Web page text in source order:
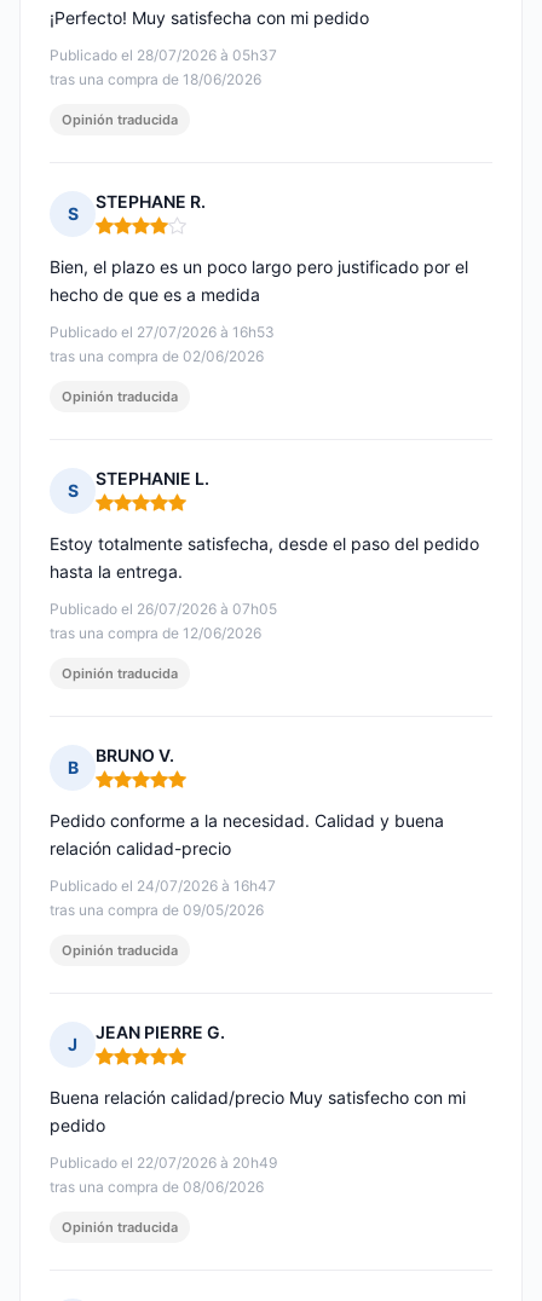
Publicado el 28/07/2026 à 05h37
tras una compra de 18/06/2026
¡Perfecto! Muy satisfecha con mi pedido
Opinión traducida
S
STEPHANE R.
Nota: 4 de 5
Publicado el 27/07/2026 à 16h53
tras una compra de 02/06/2026
Bien, el plazo es un poco largo pero justificado por el
hecho de que es a medida
Opinión traducida
S
STEPHANIE L.
Nota: 5 de 5
Publicado el 26/07/2026 à 07h05
tras una compra de 12/06/2026
Estoy totalmente satisfecha, desde el paso del pedido
hasta la entrega.
Opinión traducida
B
BRUNO V.
Nota: 5 de 5
Publicado el 24/07/2026 à 16h47
tras una compra de 09/05/2026
Pedido conforme a la necesidad. Calidad y buena
relación calidad-precio
Opinión traducida
J
JEAN PIERRE G.
Nota: 5 de 5
Publicado el 22/07/2026 à 20h49
tras una compra de 08/06/2026
Buena relación calidad/precio Muy satisfecho con mi
pedido
Opinión traducida